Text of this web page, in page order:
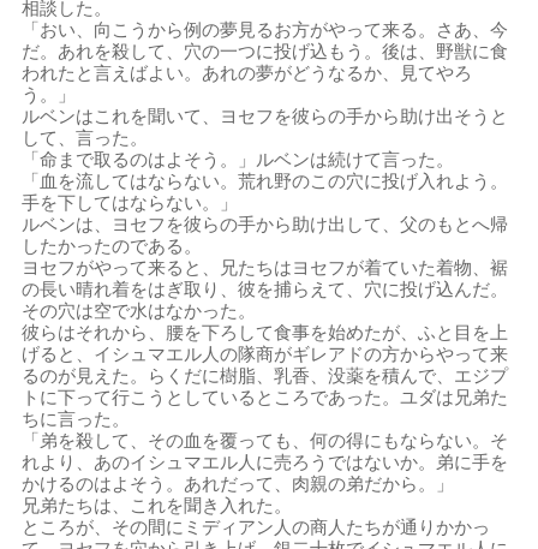
相談した。
「おい、向こうから例の夢見るお方がやって来る。さあ、今
だ。あれを殺して、穴の一つに投げ込もう。後は、野獣に食
われたと言えばよい。あれの夢がどうなるか、見てやろ
う。」
ルベンはこれを聞いて、ヨセフを彼らの手から助け出そうと
して、言った。
「命まで取るのはよそう。」ルベンは続けて言った。
「血を流してはならない。荒れ野のこの穴に投げ入れよう。
手を下してはならない。」
ルベンは、ヨセフを彼らの手から助け出して、父のもとへ帰
したかったのである。
ヨセフがやって来ると、兄たちはヨセフが着ていた着物、裾
の長い晴れ着をはぎ取り、彼を捕らえて、穴に投げ込んだ。
その穴は空で水はなかった。
彼らはそれから、腰を下ろして食事を始めたが、ふと目を上
げると、イシュマエル人の隊商がギレアドの方からやって来
るのが見えた。らくだに樹脂、乳香、没薬を積んで、エジプ
トに下って行こうとしているところであった。ユダは兄弟た
ちに言った。
「弟を殺して、その血を覆っても、何の得にもならない。そ
れより、あのイシュマエル人に売ろうではないか。弟に手を
かけるのはよそう。あれだって、肉親の弟だから。」
兄弟たちは、これを聞き入れた。
ところが、その間にミディアン人の商人たちが通りかかっ